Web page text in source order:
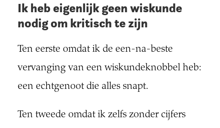
Ik heb eigenlijk geen wiskunde
nodig om kritisch te zijn
Ten eerste omdat ik de een-na-beste
vervanging van een wiskundeknobbel heb:
een echtgenoot die alles snapt.
Ten tweede omdat ik zelfs zonder cijfers